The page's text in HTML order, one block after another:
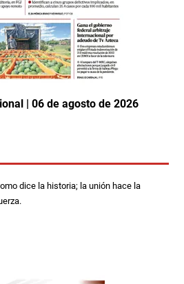
| 06 de agosto de 2026
dice la historia; la unión hace la